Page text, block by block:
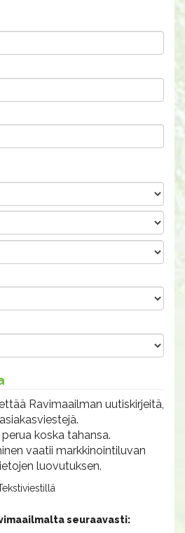
Ravimaailman uutiskirjeitä,
koska tahansa.
vaatii markkinointiluvan
luovutuksen.
seuraavasti: